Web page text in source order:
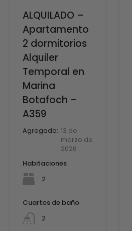
ALQUILADO –
Apartamento
2 dormitorios
Alquiler
Temporal en
Marina
Botafoch –
A359
Agregado: 13 de
marzo de
2026
Habitaciones
2
Cuartos de baño
2